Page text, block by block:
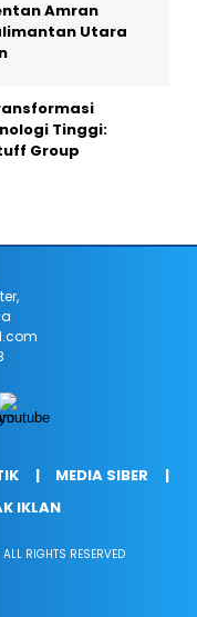
Amran
Utara
Tinggi:
Group
MEDIA SIBER
IKLAN
RIGHTS RESERVED